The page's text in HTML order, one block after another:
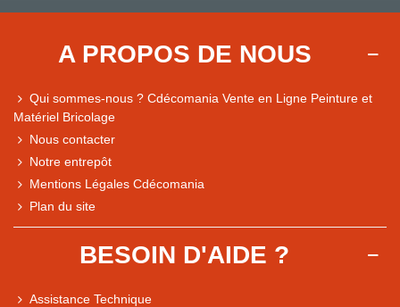
A PROPOS DE NOUS
Qui sommes-nous ? Cdécomania Vente en Ligne Peinture et
Matériel Bricolage
Nous contacter
Notre entrepôt
Mentions Légales Cdécomania
Plan du site
BESOIN D'AIDE ?
Assistance Technique